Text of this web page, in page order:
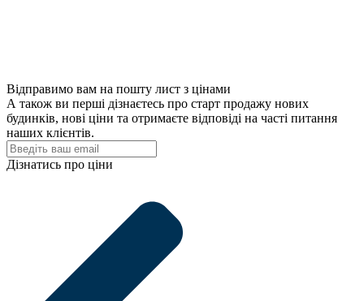
Відправимо вам на пошту лист з цінами
А також ви перші дізнаєтесь про старт продажу нових
будинків, нові ціни та отримаєте відповіді на часті питання
наших клієнтів.
Дізнатись про ціни